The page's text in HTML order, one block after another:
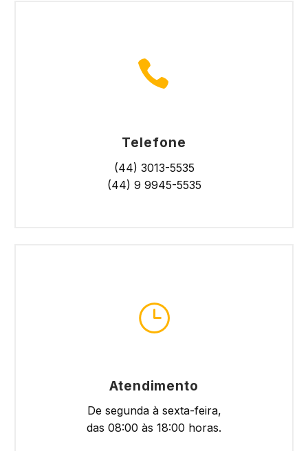


Telefone
(44) 3013-5535
(44) 9 9945-5535
}
}
Atendimento
De segunda à sexta-feira,
das 08:00 às 18:00 horas.